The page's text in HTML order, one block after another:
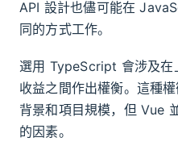
API 設計也儘可能在
同的方式工作。
選用 TypeScript 會涉及在
收益之間作出權衡。這種
背景和項目規模，但 Vue
的因素。